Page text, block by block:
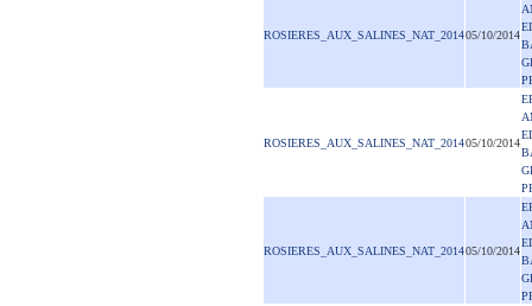
ROSIERES_AUX_SALINES_NAT_201405/10/2014
ROSIERES_AUX_SALINES_NAT_201405/10/2014
ROSIERES_AUX_SALINES_NAT_201405/10/2014